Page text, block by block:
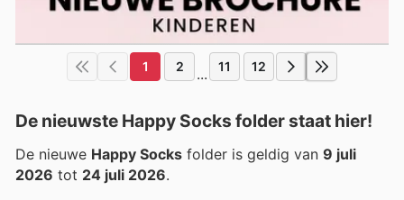
1 2 ... 11 12
De nieuwste Happy Socks folder staat hier!
De nieuwe Happy Socks folder is geldig van 9 juli
2026 tot 24 juli 2026.